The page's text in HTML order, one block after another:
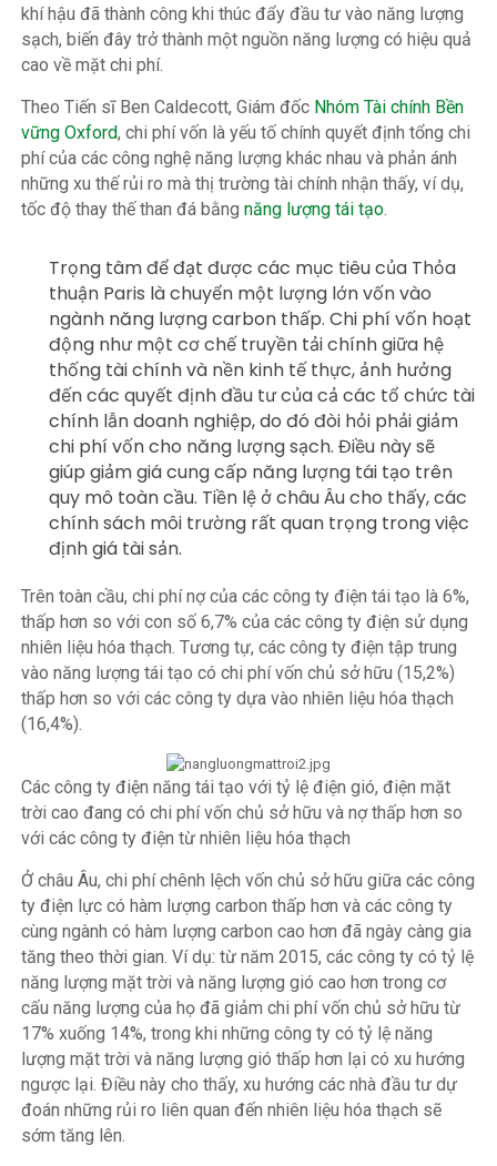
khí hậu đã thành công khi thúc đẩy đầu tư vào năng lượng
sạch, biến đây trở thành một nguồn năng lượng có hiệu quả
cao về mặt chi phí.
Theo Tiến sĩ Ben Caldecott, Giám đốc Nhóm Tài chính Bền
vững Oxford, chi phí vốn là yếu tố chính quyết định tổng chi
phí của các công nghệ năng lượng khác nhau và phản ánh
những xu thế rủi ro mà thị trường tài chính nhận thấy, ví dụ,
tốc độ thay thế than đá bằngnăng lượng tái tạo.
Trọng tâm để đạt được các mục tiêu của Thỏa
thuận Paris là chuyển một lượng lớn vốn vào
ngành năng lượng carbon thấp. Chi phí vốn hoạt
động như một cơ chế truyền tải chính giữa hệ
thống tài chính và nền kinh tế thực, ảnh hưởng
đến các quyết định đầu tư của cả các tổ chức tài
chính lẫn doanh nghiệp, do đó đòi hỏi phải giảm
chi phí vốn cho năng lượng sạch. Điều này sẽ
giúp giảm giá cung cấp năng lượng tái tạo trên
quy mô toàn cầu. Tiền lệ ở châu Âu cho thấy, các
chính sách môi trường rất quan trọng trong việc
định giá tài sản.
Trên toàn cầu, chi phí nợ của các công ty điện tái tạo là 6%,
thấp hơn so với con số 6,7% của các công ty điện sử dụng
nhiên liệu hóa thạch. Tương tự, các công ty điện tập trung
vào năng lượng tái tạo có chi phí vốn chủ sở hữu (15,2%)
thấp hơn so với các công ty dựa vào nhiên liệu hóa thạch
(16,4%).
Các công ty điện năng tái tạo với tỷ lệ điện gió, điện mặt
trời cao đang có chi phí vốn chủ sở hữu và nợ thấp hơn so
với các công ty điện từ nhiên liệu hóa thạch
Ở châu Âu, chi phí chênh lệch vốn chủ sở hữu giữa các công
ty điện lực có hàm lượng carbon thấp hơn và các công ty
cùng ngành có hàm lượng carbon cao hơn đã ngày càng gia
tăng theo thời gian. Ví dụ: từ năm 2015, các công ty có tỷ lệ
năng lượng mặt trời và năng lượng gió cao hơn trong cơ
cấu năng lượng của họ đã giảm chi phí vốn chủ sở hữu từ
17% xuống 14%, trong khi những công ty có tỷ lệ năng
lượng mặt trời và năng lượng gió thấp hơn lại có xu hướng
ngược lại. Điều này cho thấy, xu hướng các nhà đầu tư dự
đoán những rủi ro liên quan đến nhiên liệu hóa thạch sẽ
sớm tăng lên.